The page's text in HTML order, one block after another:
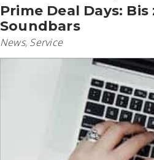
Prime Deal Days:
Soundbars
News, Service